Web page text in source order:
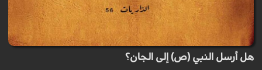
هل أرسل النبي (ص) إلى الجان؟